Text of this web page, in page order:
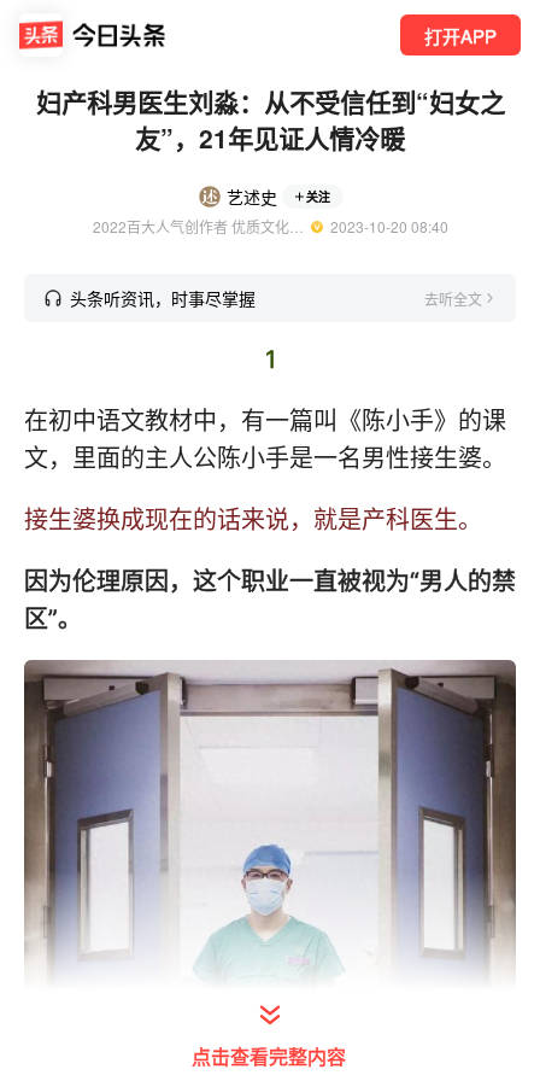
打开APP
妇产科男医生刘淼：从不受信任到“妇女之
友”，21年见证人情冷暖
艺述史 关注
2022百大人气创作者 优质文化领域创作者
  2023-10-20 08:40
头条听资讯，时事尽掌握 去听全文
1
在初中语文教材中，有一篇叫《陈小手》的课
文，里面的主人公陈小手是一名男性接生婆。
接生婆换成现在的话来说，就是产科医生。
因为伦理原因，这个职业一直被视为“男人的禁
区”。
点击查看完整内容